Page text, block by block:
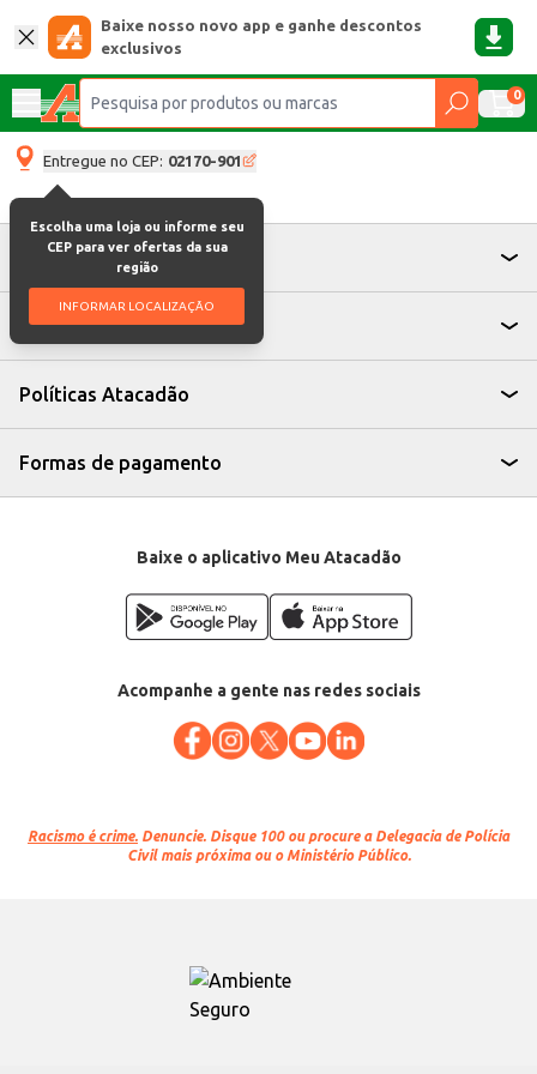
Baixe nosso novo app e ganhe descontos
exclusivos
0
Entregue no CEP: 02170-901
Escolha uma loja ou informe seu
CEP para ver ofertas da sua
região
INFORMAR LOCALIZAÇÃO
Atendimento
Institucional
Políticas Atacadão
Formas de pagamento
Baixe o aplicativo Meu Atacadão
Acompanhe a gente nas redes sociais
Racismo é crime. Denuncie. Disque 100 ou procure a Delegacia de Polícia
Civil mais próxima ou o Ministério Público.